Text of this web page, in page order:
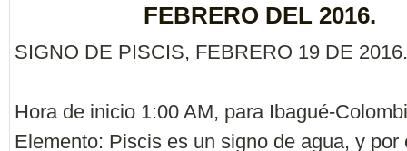
FEBRERO DEL 2016.
SIGNO DE PISCIS, FEBRERO 19 DE 2016.
Hora de inicio 1:00 AM, para Ibagué-
Elemento: Piscis es un signo de agua, y por